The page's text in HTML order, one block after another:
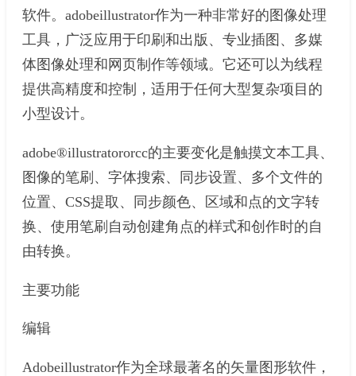
软件。adobeillustrator作为一种非常好的图像处理
工具，广泛应用于印刷和出版、专业插图、多媒
体图像处理和网页制作等领域。它还可以为线程
提供高精度和控制，适用于任何大型复杂项目的
小型设计。
adobe®illustratororcc的主要变化是触摸文本工具、
图像的笔刷、字体搜索、同步设置、多个文件的
位置、CSS提取、同步颜色、区域和点的文字转
换、使用笔刷自动创建角点的样式和创作时的自
由转换。
主要功能
编辑
Adobeillustrator作为全球最著名的矢量图形软件，